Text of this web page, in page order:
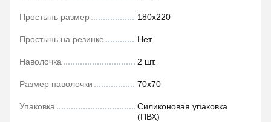
Простынь размер 180x220
Простынь на резинке Нет
Наволочка 2 шт.
Размер наволочки 70х70
Упаковка
Силиконовая упаковка
(ПВХ)